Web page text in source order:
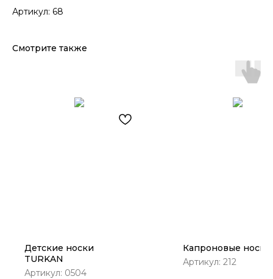
Артикул: 68
Смотрите также
Детские носки
TURKAN
Артикул: 0504
Капроновые носки
Артикул: 212